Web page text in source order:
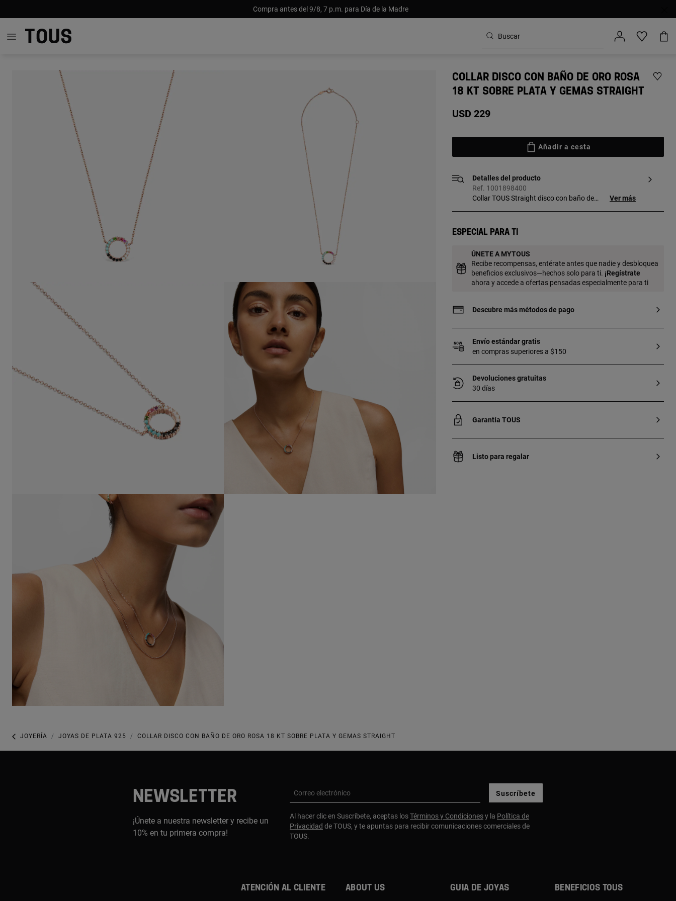
Compra antes del 9/8, 7 p.m. para Día de la Madre
COLLAR DISCO CON BAÑO DE ORO ROSA
18 KT SOBRE PLATA Y GEMAS STRAIGHT
USD 229
Añadir a cesta
Detalles del producto
Ref. 1001898400
Collar TOUS Straight disco con baño de
naranja, rubí, amatista y topacio azul.
Pieza fabricada con plata de primera ley
con baño de oro de 18 a 23 kt y 3 micras
de espesor. Esta calidad garantiza una
mayor durabilidad de la joya.
Ver más
Especial para ti
ÚNETE A MYTOUS
Recibe recompensas, entérate antes que nadie y desbloquea
beneficios exclusivos—hechos solo para ti. ¡Regístrate
ahora y accede a ofertas pensadas especialmente para ti
Descubre más métodos de pago
Envío estándar gratis
en compras superiores a $150
Devoluciones gratuitas
30 días
Garantía TOUS
Listo para regalar
JOYERÍA JOYAS DE PLATA 925 COLLAR DISCO CON BAÑO DE ORO ROSA 18 KT SOBRE PLATA Y GEMAS STRAIGHT
NEWSLETTER
¡Únete a nuestra newsletter y recibe un
10% en tu primera compra!
Correo electrónico Suscríbete
Al hacer clic en Suscríbete, aceptas losTérminos y Condicionesy la Política de
Privacidad de TOUS, y te apuntas para recibir comunicaciones comerciales de
TOUS.
Atención al cliente About us Guia de joyas Beneficios TOUS